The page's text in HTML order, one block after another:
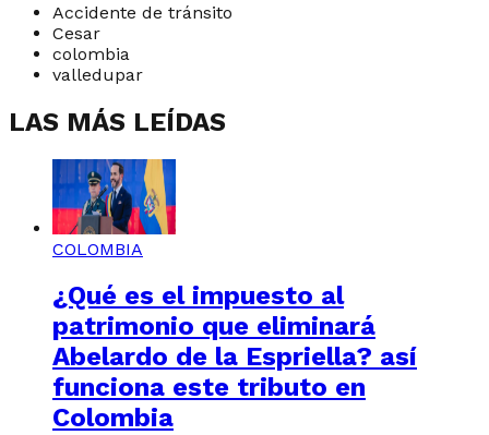
Accidente de tránsito
Cesar
colombia
valledupar
LAS MÁS LEÍDAS
COLOMBIA
¿Qué es el impuesto al
patrimonio que eliminará
Abelardo de la Espriella? así
funciona este tributo en
Colombia